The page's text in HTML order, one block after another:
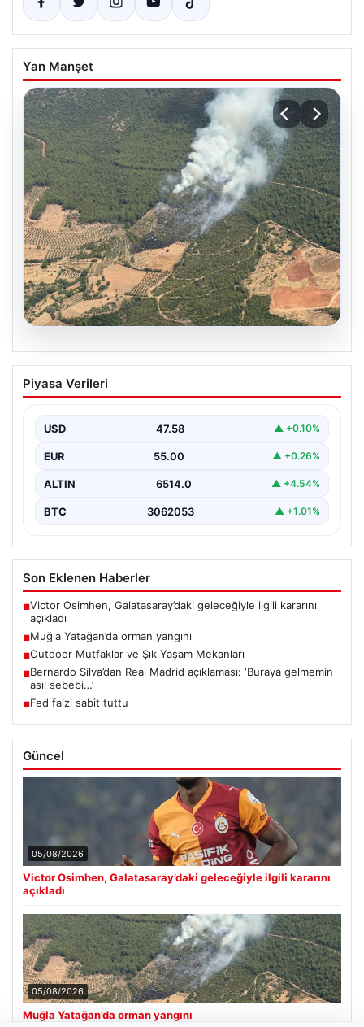
Yan Manşet
Muğla Yatağan’da orman yangını
{ "title": "Muğla Yatağan'da Orman Yangını Kontrol
Piyasa Verileri
USD 47.58 ▲ +0.10%
EUR 55.00 ▲ +0.26%
ALTIN 6514.0 ▲ +4.54%
BTC 3062053 ▲ +1.01%
Son Eklenen Haberler
■Victor Osimhen, Galatasaray’daki geleceğiyle ilgili kararını
açıkladı
■Muğla Yatağan’da orman yangını
■Outdoor Mutfaklar ve Şık Yaşam Mekanları
■Bernardo Silva’dan Real Madrid açıklaması: ‘Buraya gelmemin
asıl sebebi…’
■Fed faizi sabit tuttu
Güncel
05/08/2026
Victor Osimhen, Galatasaray’daki geleceğiyle ilgili kararını
açıkladı
05/08/2026
Muğla Yatağan’da orman yangını